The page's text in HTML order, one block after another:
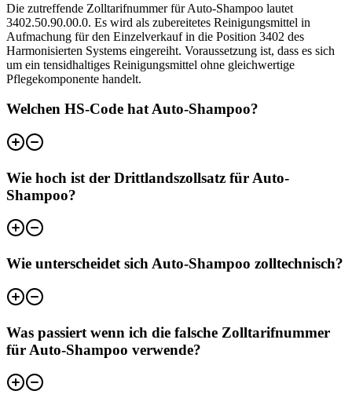
Die zutreffende Zolltarifnummer für Auto-Shampoo lautet
3402.50.90.00.0. Es wird als zubereitetes Reinigungsmittel in
Aufmachung für den Einzelverkauf in die Position 3402 des
Harmonisierten Systems eingereiht. Voraussetzung ist, dass es sich
um ein tensidhaltiges Reinigungsmittel ohne gleichwertige
Pflegekomponente handelt.
Welchen HS-Code hat Auto-Shampoo?
Wie hoch ist der Drittlandszollsatz für Auto-
Shampoo?
Wie unterscheidet sich Auto-Shampoo zolltechnisch?
Was passiert wenn ich die falsche Zolltarifnummer
für Auto-Shampoo verwende?